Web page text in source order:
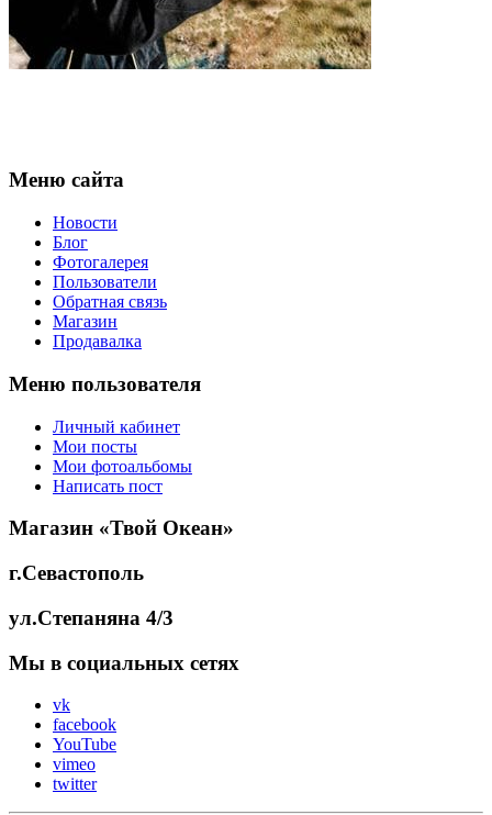
Меню сайта
Новости
Блог
Фотогалерея
Пользователи
Обратная связь
Магазин
Продавалка
Меню пользователя
Личный кабинет
Мои посты
Мои фотоальбомы
Написать пост
Магазин «Твой Океан»
г.Севастополь
ул.Степаняна 4/3
Мы в социальных сетях
vk
facebook
YouTube
vimeo
twitter